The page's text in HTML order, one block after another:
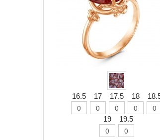
16.5 17 17.5 18
19 19.5